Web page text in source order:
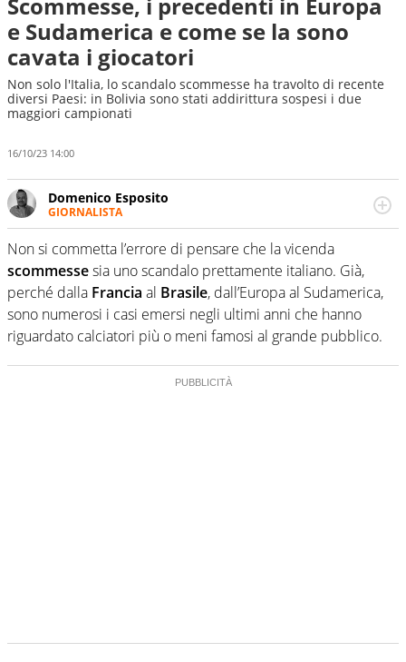
e Sudamerica e come se la sono
cavata i giocatori
Non solo l'Italia, lo scandalo scommesse ha travolto di recente
diversi Paesi: in Bolivia sono stati addirittura sospesi i due
maggiori campionati
16/10/23 14:00
Domenico Esposito
GIORNALISTA
Da vent’anni in campo e sul campo per vivere ogni evento
in tutte le sue sfaccettature. Passione smisurata per il
calcio e per la sfera di cuoio. Il pallone è una cosa
serissima, guai a dirgli di no
Non si commetta l’errore di pensare che la vicenda
scommessesia uno scandalo prettamente italiano. Già,
perché dalla Francia al Brasile, dall’Europa al Sudamerica,
sono numerosi i casi emersi negli ultimi anni che hanno
riguardato calciatori più o meni famosi al grande pubblico.